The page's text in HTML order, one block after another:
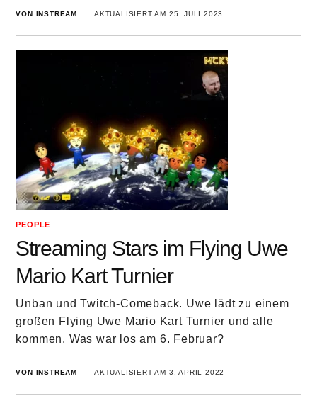
VON INSTREAM AKTUALISIERT AM 25. JULI 2023
PEOPLE
Streaming Stars im Flying Uwe
Mario Kart Turnier
Unban und Twitch-Comeback. Uwe lädt zu einem
großen Flying Uwe Mario Kart Turnier und alle
kommen. Was war los am 6. Februar?
VON INSTREAM AKTUALISIERT AM 3. APRIL 2022